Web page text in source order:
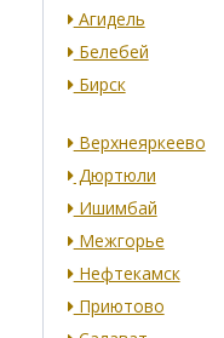
Агидель
Белебей
Бирск
Верхнеяркеево
Дюртюли
Ишимбай
Межгорье
Нефтекамск
Приютово